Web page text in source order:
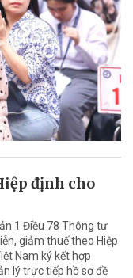
định cho
1 Điều 78 Thông tư
giảm thuế theo Hiệp
Nam ký kết hợp
lý trực tiếp hồ sơ đề